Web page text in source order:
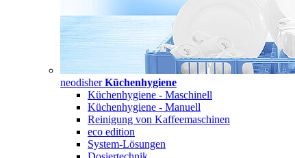
neodisherKüchenhygiene
Küchenhygiene - Maschinell
Küchenhygiene - Manuell
Reinigung von Kaffeemaschinen
eco edition
System-Lösungen